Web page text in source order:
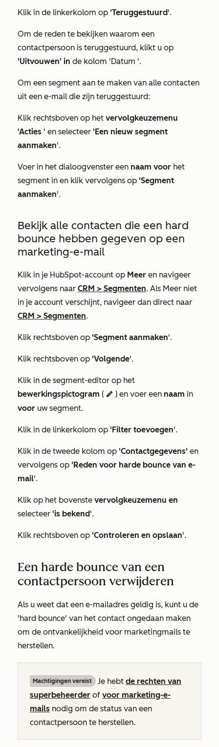
Klik in de linkerkolom op 'Teruggestuurd'.
Om de reden te bekijken waarom een
contactpersoon is teruggestuurd, klikt u op
'Uitvouwen' in de kolom 'Datum '.
Om een segment aan te maken van alle contacten
uit een e-mail die zijn teruggestuurd:
Klik rechtsboven op het vervolgkeuzemenu
'Acties ' en selecteer 'Een nieuw segment
aanmaken'.
Voer in het dialoogvenster een naam voor het
segment in en klik vervolgens op 'Segment
aanmaken'.
Bekijk alle contacten die een hard
bounce hebben gegeven op een
marketing-e-mail
Klik in je HubSpot-account op Meer en navigeer
vervolgens naar CRM > Segmenten. Als Meer niet
in je account verschijnt, navigeer dan direct naar
CRM > Segmenten.
Klik rechtsboven op 'Segment aanmaken'.
Klik rechtsboven op 'Volgende'.
Klik in de segment-editor op het
bewerkingspictogram ( edit ) en voer een naam in
voor uw segment.
Klik in de linkerkolom op 'Filter toevoegen'.
Klik in de tweede kolom op 'Contactgegevens' en
vervolgens op 'Reden voor harde bounce van e-
mail'.
Klik op het bovenste vervolgkeuzemenu en
selecteer 'is bekend'.
Klik rechtsboven op 'Controleren en opslaan'.
Een harde bounce van een
contactpersoon verwijderen
Als u weet dat een e-mailadres geldig is, kunt u de
'hard bounce' van het contact ongedaan maken
om de ontvankelijkheid voor marketingmails te
herstellen.
Machtigingen vereist Je hebt de rechten van
superbeheerder of voor marketing-e-
mails nodig om de status van een
contactpersoon te herstellen.